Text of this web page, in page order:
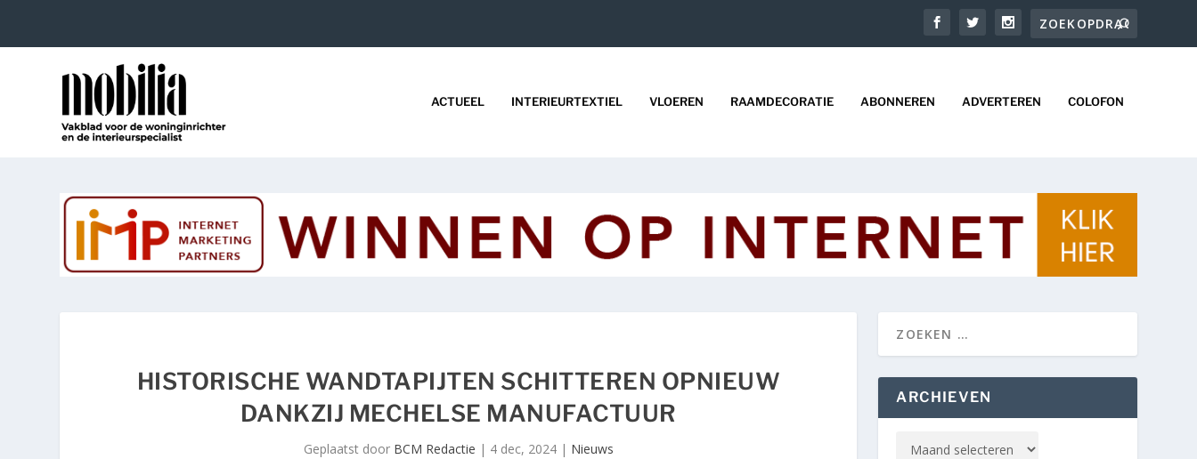
ACTUEEL INTERIEURTEXTIEL VLOEREN RAAMDECORATIE ABONNEREN ADVERTEREN COLOFON
HISTORISCHE WANDTAPIJTEN SCHITTEREN OPNIEUW
DANKZIJ MECHELSE MANUFACTUUR
Geplaatst door BCM Redactie | 4 dec, 2024| Nieuws
ARCHIEVEN